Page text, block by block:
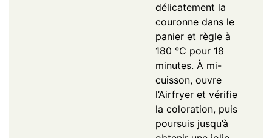
délicatement la
couronne dans le
panier et règle à
180 °C pour 18
minutes. À mi-
cuisson, ouvre
l’Airfryer et vérifie
la coloration, puis
poursuis jusqu’à